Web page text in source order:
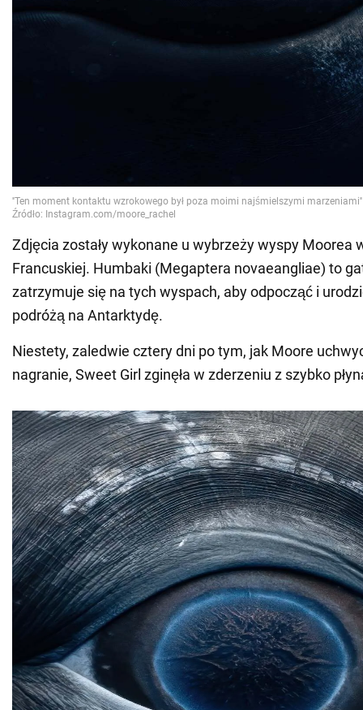
Zdjęcia zostały wykonane u wybrzeży wyspy Moorea
Francuskiej. Humbaki (Megaptera novaeangliae) to
zatrzymuje się na tych wyspach, aby odpocząć i
podróżą na Antarktydę.
Niestety, zaledwie cztery dni po tym, jak Moore
nagranie, Sweet Girl zginęła w zderzeniu z szybko